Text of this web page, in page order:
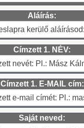
Aláírás:
Címzett 1. NÉV:
Címzett 1. E-MAIL cím:
Saját neved: